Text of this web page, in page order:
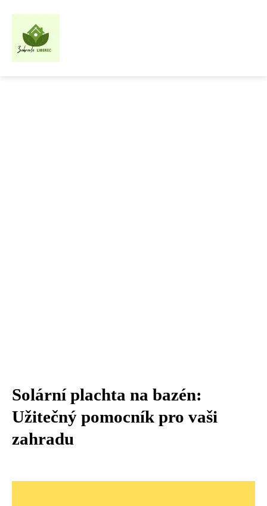
Solární plachta na bazén:
Užitečný pomocník pro vaši
zahradu